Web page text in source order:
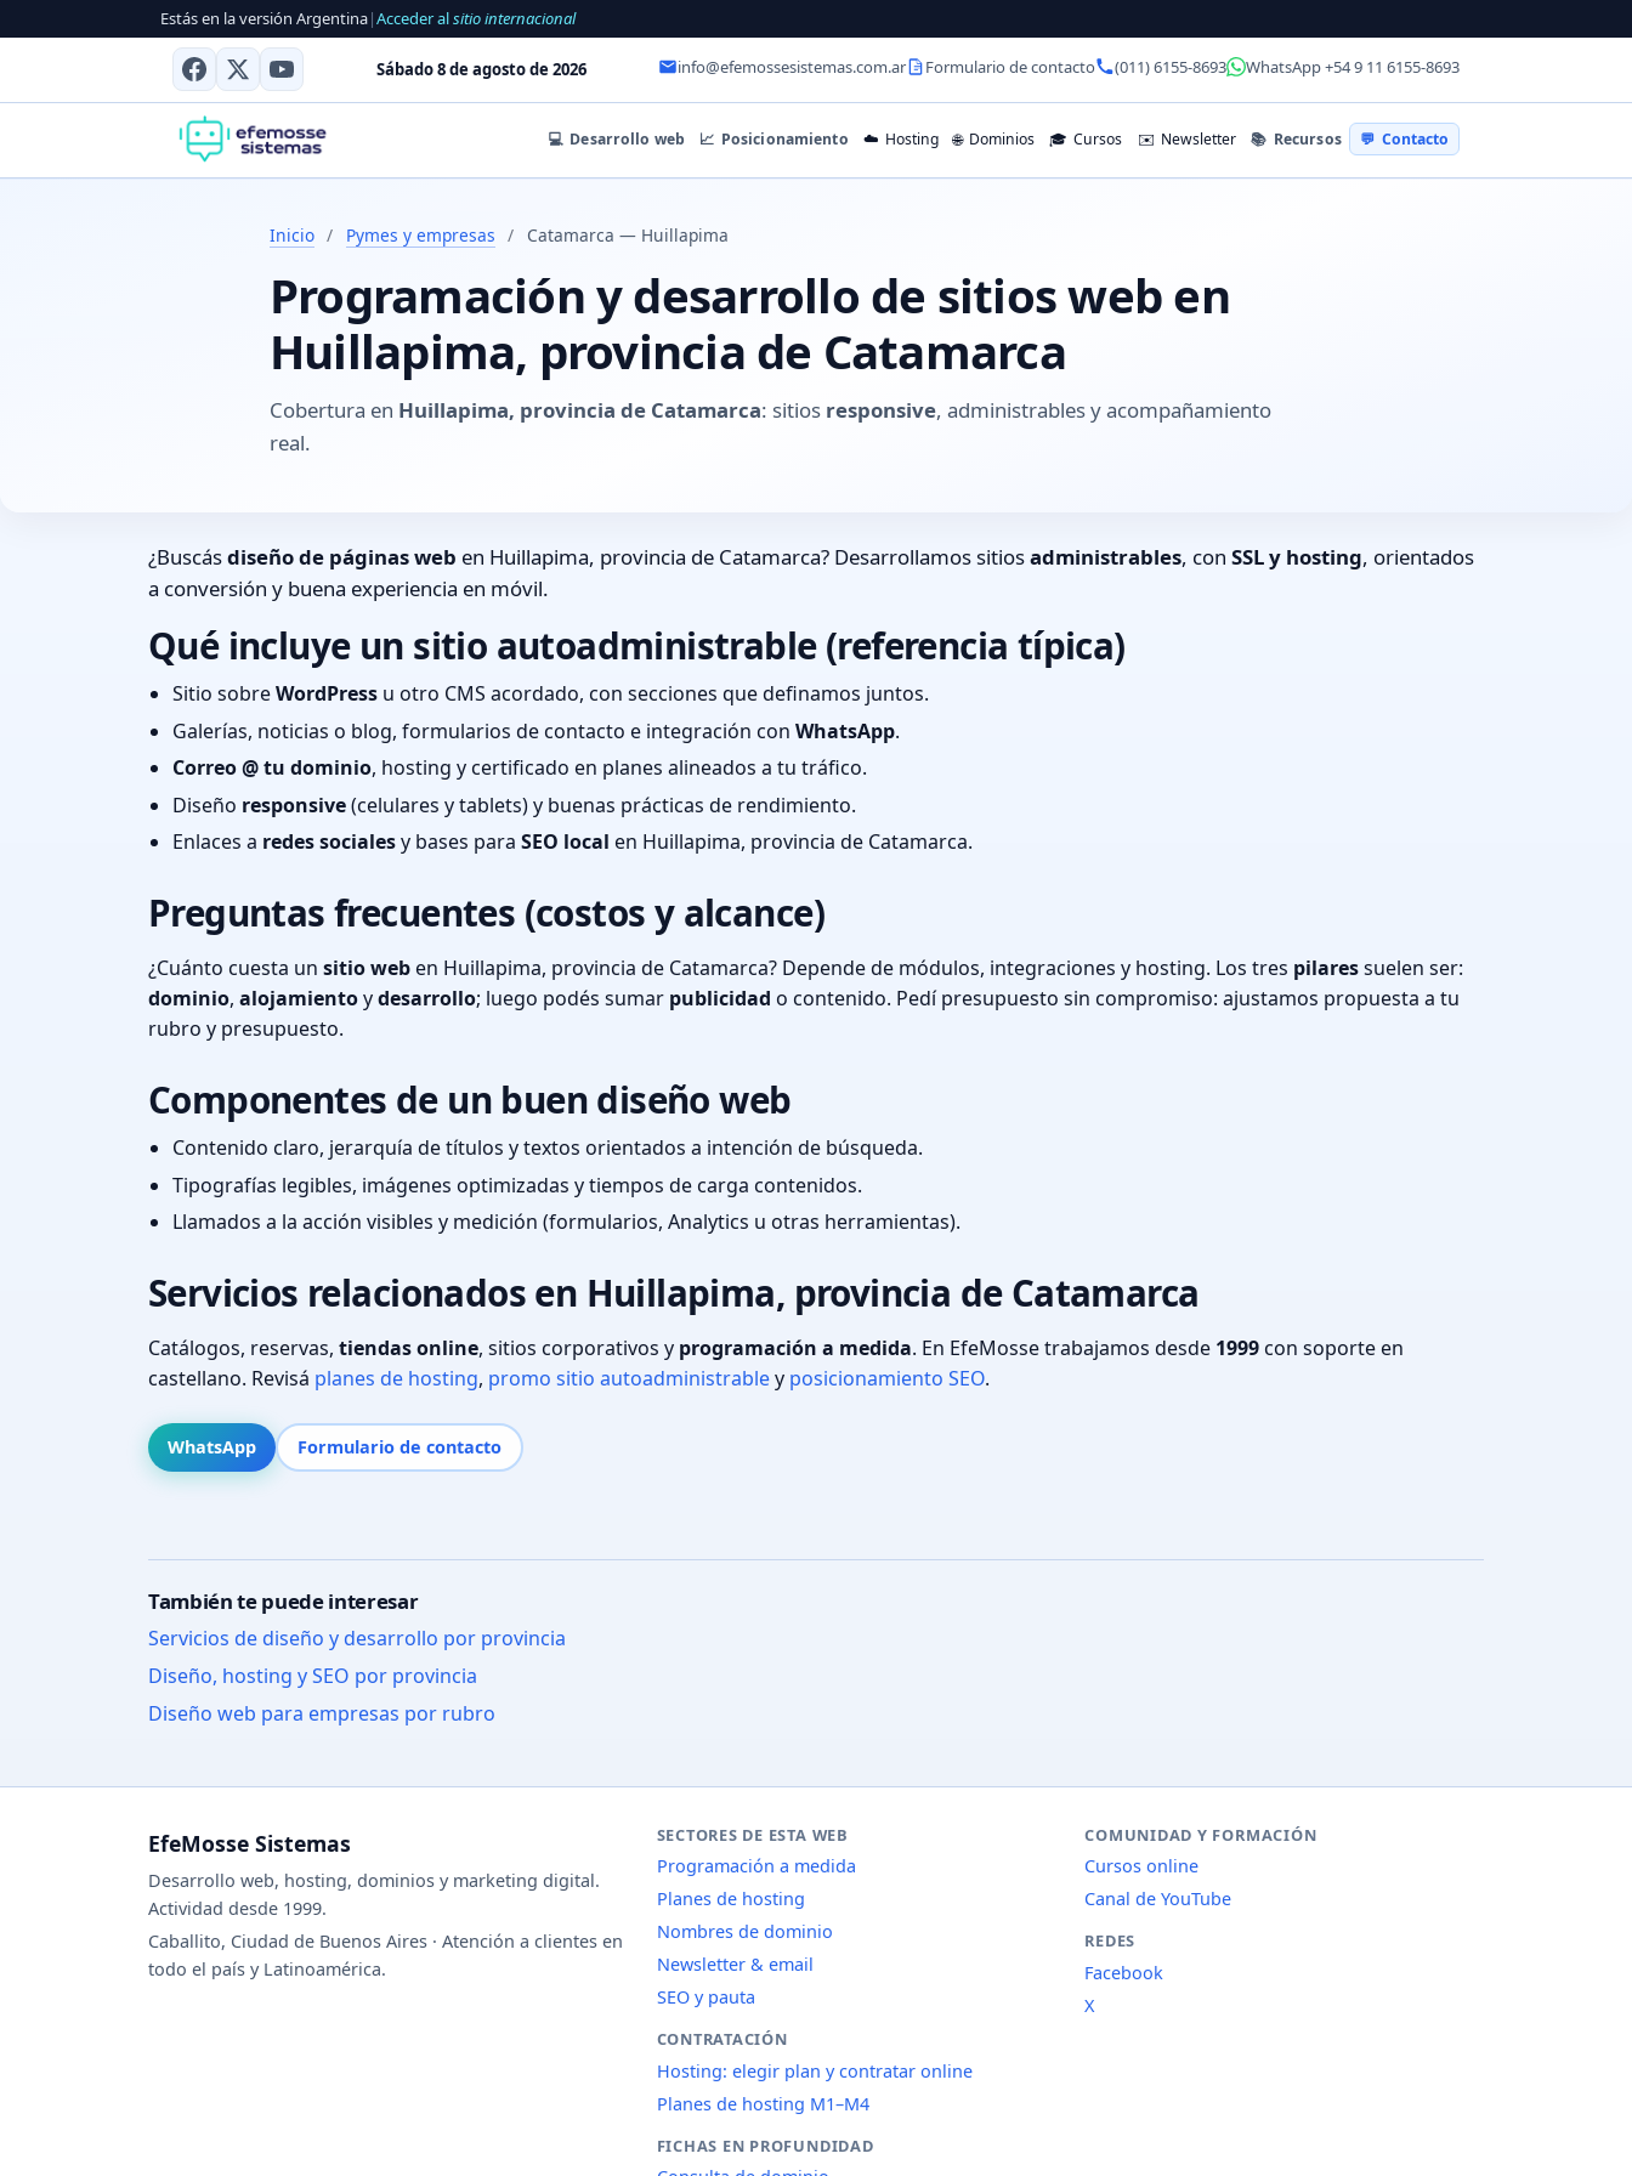
Estás en la versión Argentina|Acceder alsitio internacional
Sábado 8 de agosto de 2026 info@efemossesistemas.com.ar Formulario de contacto (011) 6155-8693 WhatsApp +54 9 11 6155-8693
💻 Desarrollo web 📈 Posicionamiento ☁️ Hosting 🌐 Dominios 🎓 Cursos ✉️ Newsletter 📚 Recursos 💬 Contacto
Inicio / Pymes y empresas / Catamarca — Huillapima
Programación y desarrollo de sitios web en
Huillapima, provincia de Catamarca
Cobertura en Huillapima, provincia de Catamarca: sitios responsive, administrables y acompañamiento
real.
¿Buscásdiseño de páginas web en Huillapima, provincia de Catamarca? Desarrollamos sitiosadministrables, con SSL y hosting, orientados
a conversión y buena experiencia en móvil.
Qué incluye un sitio autoadministrable (referencia típica)
Sitio sobreWordPress u otro CMS acordado, con secciones que definamos juntos.
Galerías, noticias o blog, formularios de contacto e integración con WhatsApp.
Correo @ tu dominio, hosting y certificado en planes alineados a tu tráfico.
Diseño responsive(celulares y tablets) y buenas prácticas de rendimiento.
Enlaces a redes socialesy bases para SEO local en Huillapima, provincia de Catamarca.
Preguntas frecuentes (costos y alcance)
¿Cuánto cuesta un sitio weben Huillapima, provincia de Catamarca? Depende de módulos, integraciones y hosting. Los tres pilaressuelen ser:
dominio, alojamientoydesarrollo; luego podés sumar publicidad o contenido. Pedí presupuesto sin compromiso: ajustamos propuesta a tu
rubro y presupuesto.
Componentes de un buen diseño web
Contenido claro, jerarquía de títulos y textos orientados a intención de búsqueda.
Tipografías legibles, imágenes optimizadas y tiempos de carga contenidos.
Llamados a la acción visibles y medición (formularios, Analytics u otras herramientas).
Servicios relacionados en Huillapima, provincia de Catamarca
Catálogos, reservas, tiendas online, sitios corporativos y programación a medida. En EfeMosse trabajamos desde 1999con soporte en
castellano. Revisá planes de hosting, promo sitio autoadministrabley posicionamiento SEO.
WhatsApp Formulario de contacto
También te puede interesar
Servicios de diseño y desarrollo por provincia
Diseño, hosting y SEO por provincia
Diseño web para empresas por rubro
EfeMosse Sistemas
Desarrollo web, hosting, dominios y marketing digital.
Actividad desde 1999.
Caballito, Ciudad de Buenos Aires · Atención a clientes en
todo el país y Latinoamérica.
SECTORES DE ESTA WEB
Programación a medida
Planes de hosting
Nombres de dominio
Newsletter & email
SEO y pauta
CONTRATACIÓN
Hosting: elegir plan y contratar online
Planes de hosting M1–M4
FICHAS EN PROFUNDIDAD
COMUNIDAD Y FORMACIÓN
Cursos online
Canal de YouTube
REDES
Facebook
X